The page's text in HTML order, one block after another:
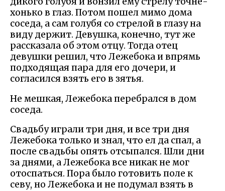
хонько в глаз. Потом пошел мимо дома
соседа, а сам голубя со стрелой в глазу на
виду держит. Девушка, конечно, тут же
рассказала об этом отцу. Тогда отец
девушки решил, что Лежебока и впрямь
подходящая пара для его дочери, и
согласился взять его в зятья.
Не мешкая, Лежебока перебрался в дом
соседа.
Свадьбу играли три дня, и все три дня
Лежебока только и знал, что ел да спал, а
после свадьбы опять отсыпался. Шли дни
за днями, а Лежебока все никак не мог
отоспаться. Пора было готовить поле к
севу, но Лежебока и не подумал взять в